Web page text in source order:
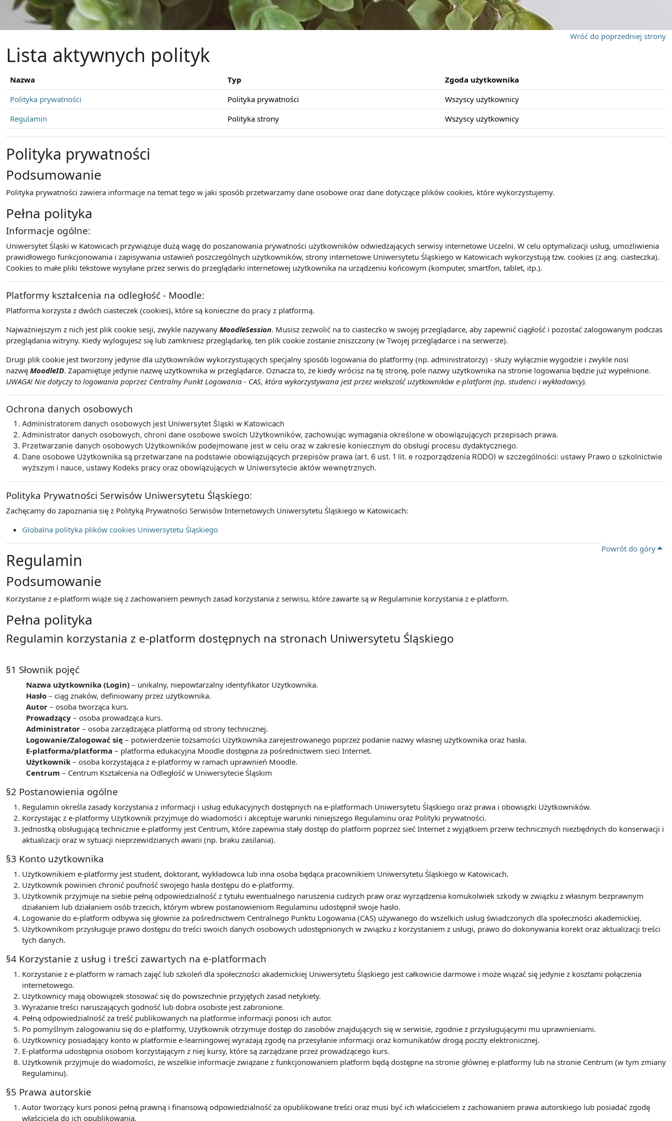
Przejdź do głównej zawartości
Wróć do poprzedniej strony
Lista aktywnych polityk
Nazwa Typ
Zgoda użytkownika
Polityka prywatności
Polityka prywatności
Wszyscy użytkownicy
Regulamin
Polityka strony Wszyscy użytkownicy
Polityka prywatności
Podsumowanie
Polityka prywatności zawiera informacje na temat tego w jaki sposób przetwarzamy dane osobowe oraz dane dotyczące plików cookies, które wykorzystujemy.
Pełna polityka
Informacje ogólne:
Uniwersytet Śląski w Katowicach przywiązuje dużą wagę do poszanowania prywatności użytkowników odwiedzających serwisy internetowe Uczelni. W celu optymalizacji usług, umożliwienia
prawidłowego funkcjonowania i zapisywania ustawień poszczególnych użytkowników, strony internetowe Uniwersytetu Śląskiego w Katowicach wykorzystują tzw. cookies (z ang. ciasteczka).
Cookies to małe pliki tekstowe wysyłane przez serwis do przeglądarki internetowej użytkownika na urządzeniu końcowym (komputer, smartfon, tablet, itp.).
Platformy kształcenia na odległość - Moodle:
Platforma korzysta z dwóch ciasteczek (cookies), które są konieczne do pracy z platformą.
Najważniejszym z nich jest plik cookie sesji, zwykle nazywany MoodleSession. Musisz zezwolić na to ciasteczko w swojej przeglądarce, aby zapewnić ciągłość i pozostać zalogowanym podczas
przeglądania witryny. Kiedy wylogujesz się lub zamkniesz przeglądarkę, ten plik cookie zostanie zniszczony (w Twojej przeglądarce i na serwerze).
Drugi plik cookie jest tworzony jedynie dla użytkowników wykorzystujących specjalny sposób logowania do platformy (np. administratorzy) - służy wyłącznie wygodzie i zwykle nosi
nazwę MoodleID. Zapamiętuje jedynie nazwę użytkownika w przeglądarce. Oznacza to, że kiedy wrócisz na tę stronę, pole nazwy użytkownika na stronie logowania będzie już wypełnione.
UWAGA! Nie dotyczy to logowania poprzez Centralny Punkt Logowania - CAS, która wykorzystywana jest przez wiekszość użytkowników e-platform (np. studenci i wykładowcy).
Ochrona danych osobowych
Administratorem danych osobowych jest Uniwersytet Śląski w Katowicach
Administrator danych osobowych, chroni dane osobowe swoich Użytkowników, zachowując wymagania określone w obowiązujących przepisach prawa.
Przetwarzanie danych osobowych Użytkowników podejmowane jest w celu oraz w zakresie koniecznym do obsługi procesu dydaktycznego.
Dane osobowe Użytkownika są przetwarzane na podstawie obowiązujących przepisów prawa (art. 6 ust. 1 lit. e rozporządzenia RODO) w szczególności: ustawy Prawo o szkolnictwie
wyższym i nauce, ustawy Kodeks pracy oraz obowiązujących w Uniwersytecie aktów wewnętrznych.
Polityka Prywatności Serwisów Uniwersytetu Śląskiego:
Zachęcamy do zapoznania się z Polityką Prywatności Serwisów Internetowych Uniwersytetu Śląskiego w Katowicach:
Globalna polityka plików cookies Uniwersytetu Śląskiego
Powrót do góry
Regulamin
Podsumowanie
Korzystanie z e-platform wiąże się z zachowaniem pewnych zasad korzystania z serwisu, które zawarte są w Regulaminie korzystania z e-platform.
Pełna polityka
Regulamin korzystania z e-platform dostępnych na stronach Uniwersytetu Śląskiego
§1 Słownik pojęć
Nazwa użytkownika (Login) – unikalny, niepowtarzalny identyfikator Użytkownika.
Hasło – ciąg znaków, definiowany przez użytkownika.
Autor – osoba tworząca kurs.
Prowadzący – osoba prowadząca kurs.
Administrator – osoba zarządzająca platformą od strony technicznej.
Logowanie/Zalogować się – potwierdzenie tożsamości Użytkownika zarejestrowanego poprzez podanie nazwy własnej użytkownika oraz hasła.
E-platforma/platforma – platforma edukacyjna Moodle dostępna za pośrednictwem sieci Internet.
Użytkownik – osoba korzystająca z e-platformy w ramach uprawnień Moodle.
Centrum – Centrum Kształcenia na Odległość w Uniwersytecie Śląskim
§2 Postanowienia ogólne
Regulamin określa zasady korzystania z informacji i usług edukacyjnych dostępnych na e-platformach Uniwersytetu Śląskiego oraz prawa i obowiązki Użytkowników.
Korzystając z e-platformy Użytkownik przyjmuje do wiadomości i akceptuje warunki niniejszego Regulaminu oraz Polityki prywatności.
Jednostką obsługującą technicznie e-platformy jest Centrum, które zapewnia stały dostęp do platform poprzez sieć Internet z wyjątkiem przerw technicznych niezbędnych do konserwacji i
aktualizacji oraz w sytuacji nieprzewidzianych awarii (np. braku zasilania).
§3 Konto użytkownika
Użytkownikiem e-platformy jest student, doktorant, wykładowca lub inna osoba będąca pracownikiem Uniwersytetu Śląskiego w Katowicach.
Użytkownik powinien chronić poufność swojego hasła dostępu do e-platformy.
Użytkownik przyjmuje na siebie pełną odpowiedzialność z tytułu ewentualnego naruszenia cudzych praw oraz wyrządzenia komukolwiek szkody w związku z własnym bezprawnym
działaniem lub działaniem osób trzecich, którym wbrew postanowieniom Regulaminu udostępnił swoje hasło.
Logowanie do e-platform odbywa się głownie za pośrednictwem Centralnego Punktu Logowania (CAS) używanego do wszelkich usług świadczonych dla społeczności akademickiej.
Użytkownikom przysługuje prawo dostępu do treści swoich danych osobowych udostępnionych w związku z korzystaniem z usługi, prawo do dokonywania korekt oraz aktualizacji treści
tych danych.
§4 Korzystanie z usług i treści zawartych na e-platformach
Korzystanie z e-platform w ramach zajęć lub szkoleń dla społeczności akademickiej Uniwersytetu Śląskiego jest całkowicie darmowe i może wiązać się jedynie z kosztami połączenia
internetowego.
Użytkownicy mają obowiązek stosować się do powszechnie przyjętych zasad netykiety.
Wyrażanie treści naruszających godność lub dobra osobiste jest zabronione.
Pełną odpowiedzialność za treść publikowanych na platformie informacji ponosi ich autor.
Po pomyślnym zalogowaniu się do e-platformy, Użytkownik otrzymuje dostęp do zasobów znajdujących się w serwisie, zgodnie z przysługującymi mu uprawnieniami.
Użytkownicy posiadający konto w platformie e-learningowej wyrażają zgodę na przesyłanie informacji oraz komunikatów drogą poczty elektronicznej.
E-platforma udostępnia osobom korzystającym z niej kursy, które są zarządzane przez prowadzącego kurs.
Użytkownik przyjmuje do wiadomości, że wszelkie informacje związane z funkcjonowaniem platform będą dostępne na stronie głównej e-platformy lub na stronie Centrum (w tym zmiany
Regulaminu).
§5 Prawa autorskie
Autor tworzący kurs ponosi pełną prawną i finansową odpowiedzialność za opublikowane treści oraz musi być ich właścicielem z zachowaniem prawa autorskiego lub posiadać zgodę
właściciela do ich opublikowania.